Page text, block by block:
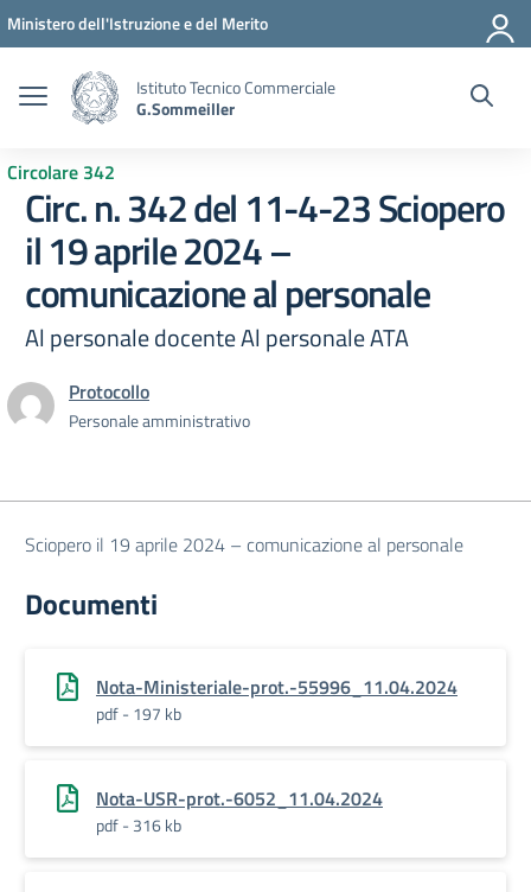
Vai ai contenuti
Vai al menu di navigazione
Vai al footer
Ministero dell'Istruzione e del Merito
Istituto Tecnico Commerciale
G.Sommeiller
Circolare 342
Circ. n. 342 del 11-4-23 Sciopero
il 19 aprile 2024 –
comunicazione al personale
Al personale docente Al personale ATA
Protocollo
Personale amministrativo
Sciopero il 19 aprile 2024 – comunicazione al personale
Documenti
Nota-Ministeriale-prot.-55996_11.04.2024
pdf - 197 kb
Nota-USR-prot.-6052_11.04.2024
pdf - 316 kb